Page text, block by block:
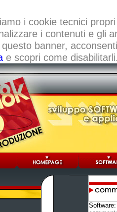
i cookie tecnici
i contenuti e gli
questo banner,
e scopri come